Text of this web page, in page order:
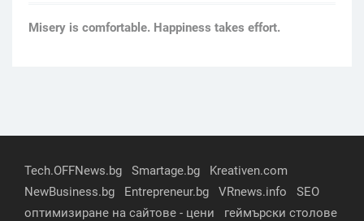
Мisery is comfortable. Happiness takes effort.
Tech.OFFNews.bg Smartage.bg
Kreativen.com
NewBusiness.bg
Entrepreneur.bg VRnews.info
SEO
оптимизиране на сайтове - цени
геймърски столове